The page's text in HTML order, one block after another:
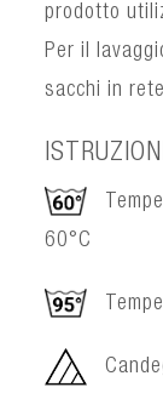
prodotto
Per il
sacchi in rete
60°C